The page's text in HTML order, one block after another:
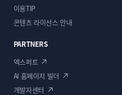
이용TIP
콘텐츠 라이선스 안내
PARTNERS
엑스퍼트
AI 홈페이지 빌더
개발자센터